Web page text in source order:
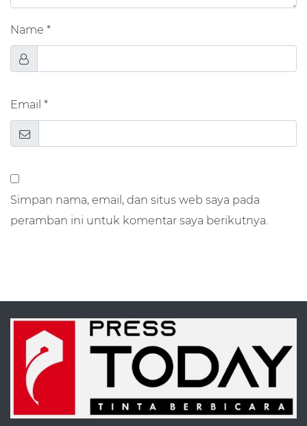
Name *
Email *
Simpan nama, email, dan situs web saya pada
peramban ini untuk komentar saya berikutnya.